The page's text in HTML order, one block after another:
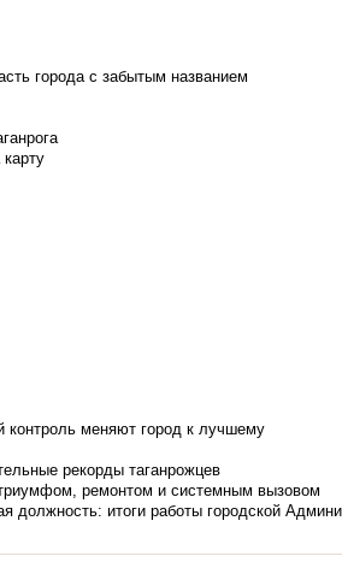
города с забытым названием
контроль меняют город к лучшему
рекорды таганрожцев
ремонтом и системным вызовом
должность: итоги работы городской